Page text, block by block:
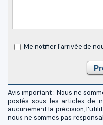
Me notifier l'arrivée de
Avis important : Nous ne
postés sous les articles de
aucunement la précision,
nous ne sommes pas